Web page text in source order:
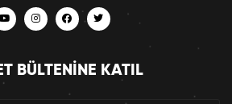
BÜLTENINE KATIL